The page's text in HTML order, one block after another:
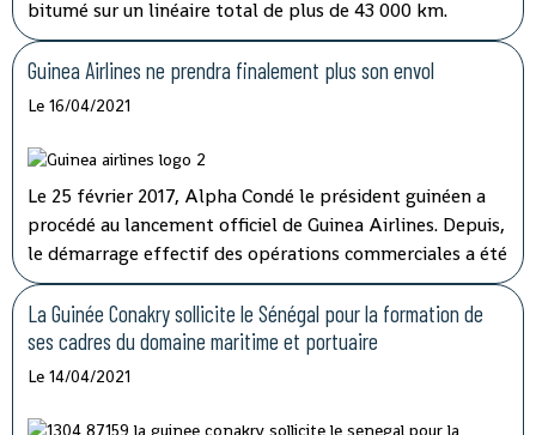
bitumé sur un linéaire total de plus de 43 000 km.
Jusqu’ici, les fonds alloués à l’entretien routier sont
insuffisants alors que plusieurs axes vitaux du pays sont
dans un état critique.
Guinea Airlines ne prendra finalement plus son envol
Le 16/04/2021
Le 25 février 2017, Alpha Condé le président guinéen a
procédé au lancement officiel de Guinea Airlines. Depuis,
le démarrage effectif des opérations commerciales a été
reporté à plusieurs reprises. Le sort de la compagnie a
finalement été tranché par l'Etat qui détenait 20% des
parts.
La Guinée Conakry sollicite le Sénégal pour la formation de
ses cadres du domaine maritime et portuaire
Le 14/04/2021